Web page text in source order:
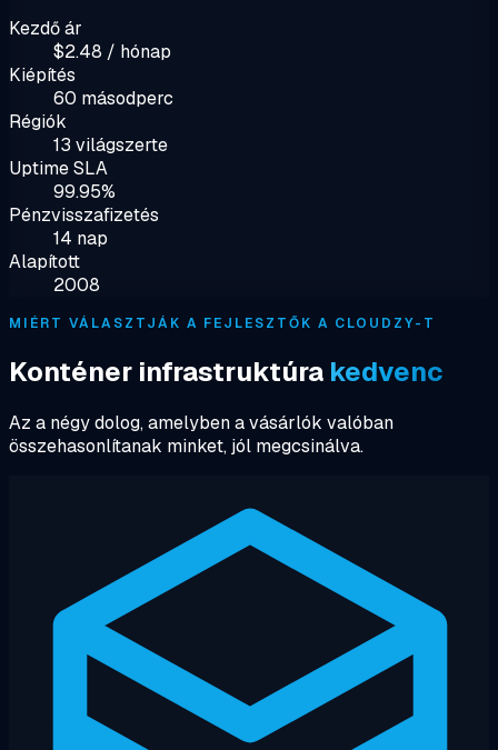
Kezdő ár
$2.48 / hónap
Kiépítés
60 másodperc
Régiók
13 világszerte
Uptime SLA
99.95%
Pénzvisszafizetés
14 nap
Alapított
2008
MIÉRT VÁLASZTJÁK A FEJLESZTŐK A CLOUDZY-T
Konténer infrastruktúra kedvenc
Az a négy dolog, amelyben a vásárlók valóban
összehasonlítanak minket, jól megcsinálva.